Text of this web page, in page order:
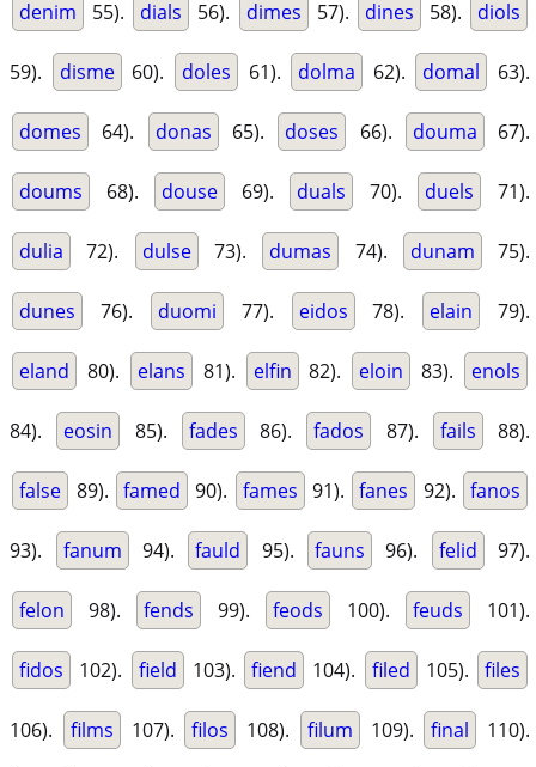
denim 55). dials 56). dimes 57). dines 58). diols
59). disme 60). doles 61). dolma 62). domal 63).
domes 64). donas 65). doses 66). douma 67).
doums 68). douse 69). duals 70). duels 71).
dulia 72). dulse 73). dumas 74). dunam 75).
dunes 76). duomi 77). eidos 78). elain 79).
eland 80). elans 81). elfin 82). eloin 83). enols
84). eosin 85). fades 86). fados 87). fails 88).
false 89). famed 90). fames 91). fanes 92). fanos
93). fanum 94). fauld 95). fauns 96). felid 97).
felon 98). fends 99). feods 100). feuds 101).
fidos 102). field 103). fiend 104). filed 105). files
106). films 107). filos 108). filum 109). final 110).